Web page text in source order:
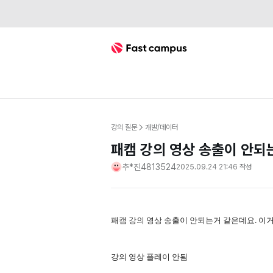
Fast Campus
강의 질문 개발/데이터
패캠 강의 영상 송출이 안
추*진48135242025.09.24 21:46 작성
패캠 강의 영상 송출이 안되는거 같은데요. 이
강의 영상 플레이 안됨